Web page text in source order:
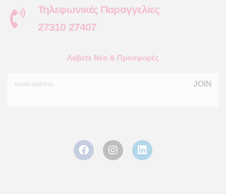
Τηλεφωνικές Παραγγελίες
27310 27407
Λάβετε Νέα & Προσφορές